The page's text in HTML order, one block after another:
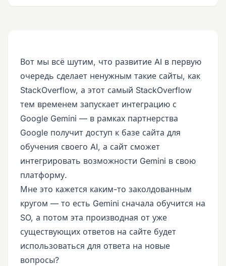
Вот мы всё шутим, что развитие AI в первую
очередь сделает ненужным такие сайты, как
StackOverflow, а этот самый StackOverflow
тем временем запускает интеграцию с
Google Gemini — в рамках партнерства
Google получит доступ к базе сайта для
обучения своего AI, а сайт сможет
интегрировать возможности Gemini в свою
платформу.
Мне это кажется каким-то заколдованным
кругом — то есть Gemini сначала обучится на
SO, а потом эта производная от уже
существующих ответов на сайте будет
использоваться для ответа на новые
вопросы?